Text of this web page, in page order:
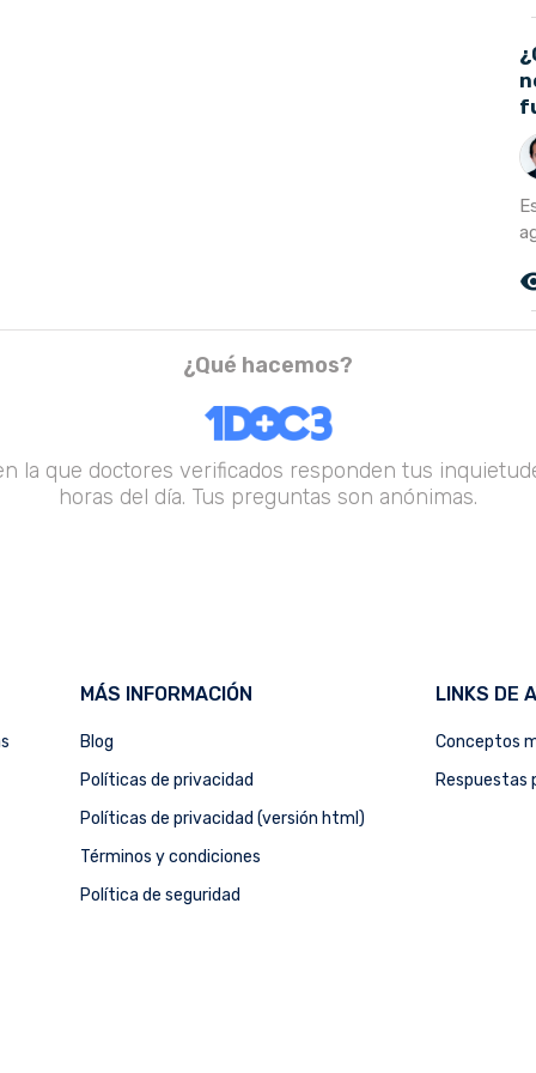
¿Qué hacemos?
la que doctores verificados responden tus
horas del día. Tus preguntas son anónimas.
MÁS INFORMACIÓN
Blog
Políticas de privacidad
Políticas de privacidad (versión html)
Términos y condiciones
Política de seguridad
LINKS DE
Conceptos
Respuestas